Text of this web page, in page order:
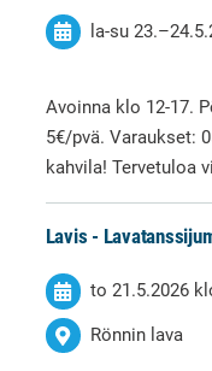
la-su 23.–
Avoinna klo 12-17.
5€/pvä. Varaukset:
kahvila! Tervetuloa
Lavis -
to 21.5.2026
Rönnin lava